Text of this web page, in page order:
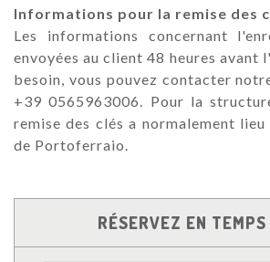
Informations pour la remise des
Les informations concernant
envoyées au client 48 heures avant
besoin, vous pouvez contacter
+39 0565963006. Pour la
remise des clés a normalement lieu
de Portoferraio.
RÉSERVEZ EN TEMPS